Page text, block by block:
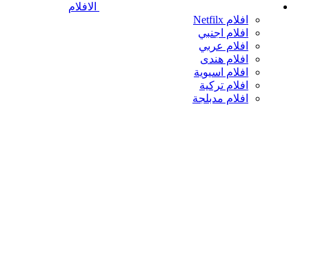
الافلام
افلام Netfilx
افلام اجنبي
افلام عربي
افلام هندى
افلام اسيوية
افلام تركية
افلام مدبلجة